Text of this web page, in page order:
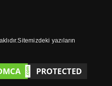
yazıların